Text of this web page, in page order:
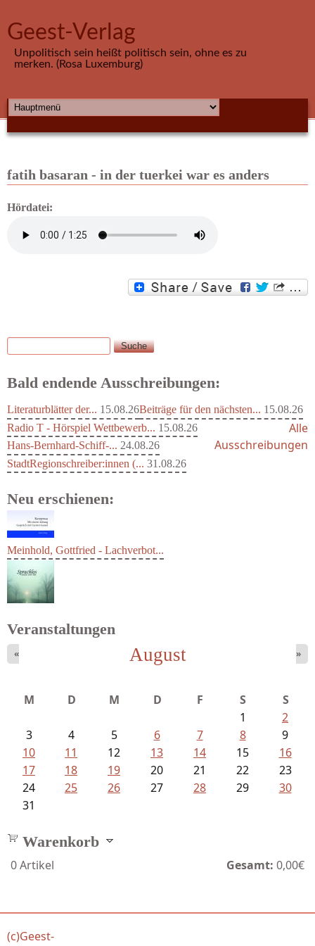
Geest-Verlag
Unpolitisch sein heißt politisch sein, ohne es zu
merken. (Rosa Luxemburg)
HAUPTMENÜ
fatih basaran - in der tuerkei war es anders
Hördatei:
Suchformular
Suche
Bald endende Ausschreibungen:
Literaturblätter der... 15.08.26Beiträge für den nächsten... 15.08.26
Radio T - Hörspiel Wettbewerb... 15.08.26
Hans-Bernhard-Schiff-... 24.08.26
StadtRegionschreiber:innen (... 31.08.26
Alle
Ausschreibungen
Neu erschienen:
Meinhold, Gottfried - Lachverbot...
Struckmeyer, Ingeborg - Sprachlos...
Veranstaltungen
August
« »
M D M D F S
S
1
2
3
4 5 6 7 8
9
10
11 12 13 14 15
16
17
18 19 20 21 22
23
24
25 26 27 28 29
30
31
Warenkorb
0Artikel Gesamt: 0,00€
(c)Geest-